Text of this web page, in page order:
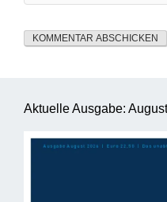
Aktuelle Ausgabe: